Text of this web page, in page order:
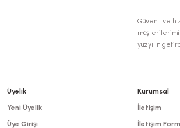
Güvenli ve
yüzyılın
Üyelik
Yeni Üyelik
Üye Girişi
Kurumsal
İletişim
İletişim